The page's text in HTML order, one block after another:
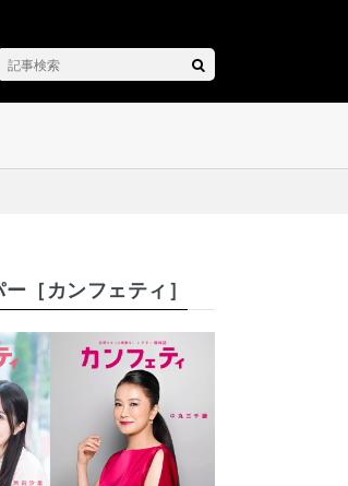
［カンフェティ］